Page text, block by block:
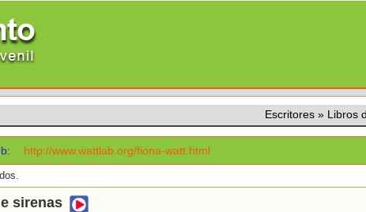
Escritores » Libros
http://www.wattlab.org/fiona-watt.html
sirenas